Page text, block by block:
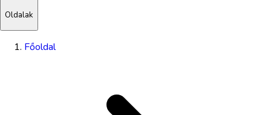
Oldalak
Főoldal